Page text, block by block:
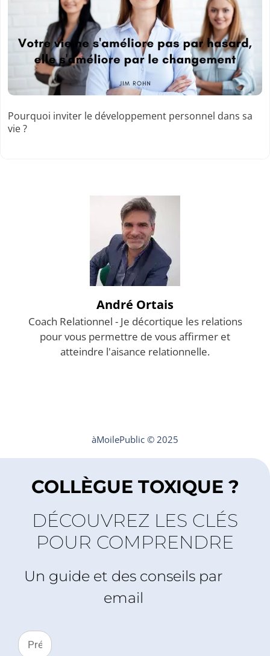
Pourquoi inviter le développement personnel dans sa
vie ?
André Ortais
Coach Relationnel - Je décortique les relations
pour vous permettre de vous affirmer et
atteindre l'aisance relationnelle.
àMoilePublic © 2025
COLLÈGUE TOXIQUE ?
DÉCOUVREZ LES CLÉS
POUR COMPRENDRE
Un guide et des conseils par
email